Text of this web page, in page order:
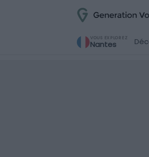
VOUS EXPLOREZ
Nantes